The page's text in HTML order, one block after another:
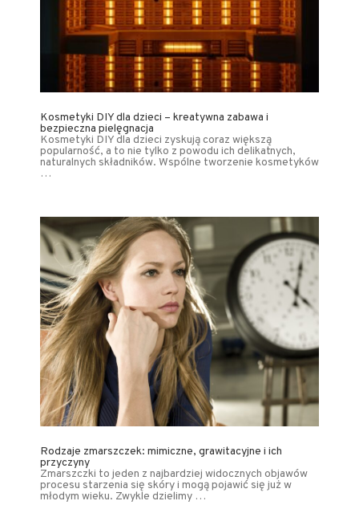
Kosmetyki DIY dla dzieci – kreatywna zabawa i
bezpieczna pielęgnacja
Kosmetyki DIY dla dzieci zyskują coraz większą
popularność, a to nie tylko z powodu ich delikatnych,
naturalnych składników. Wspólne tworzenie kosmetyków
…
Rodzaje zmarszczek: mimiczne, grawitacyjne i ich
przyczyny
Zmarszczki to jeden z najbardziej widocznych objawów
procesu starzenia się skóry i mogą pojawić się już w
młodym wieku. Zwykle dzielimy …